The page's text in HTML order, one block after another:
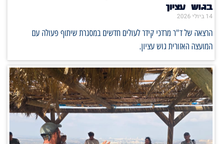
בגוש עציון
14 ביולי 2026
הרצאה של ד"ר מרדכי קידר לעולים חדשים במסגרת שיתוף פעולה עם
המועצה האזורית גוש עציון.